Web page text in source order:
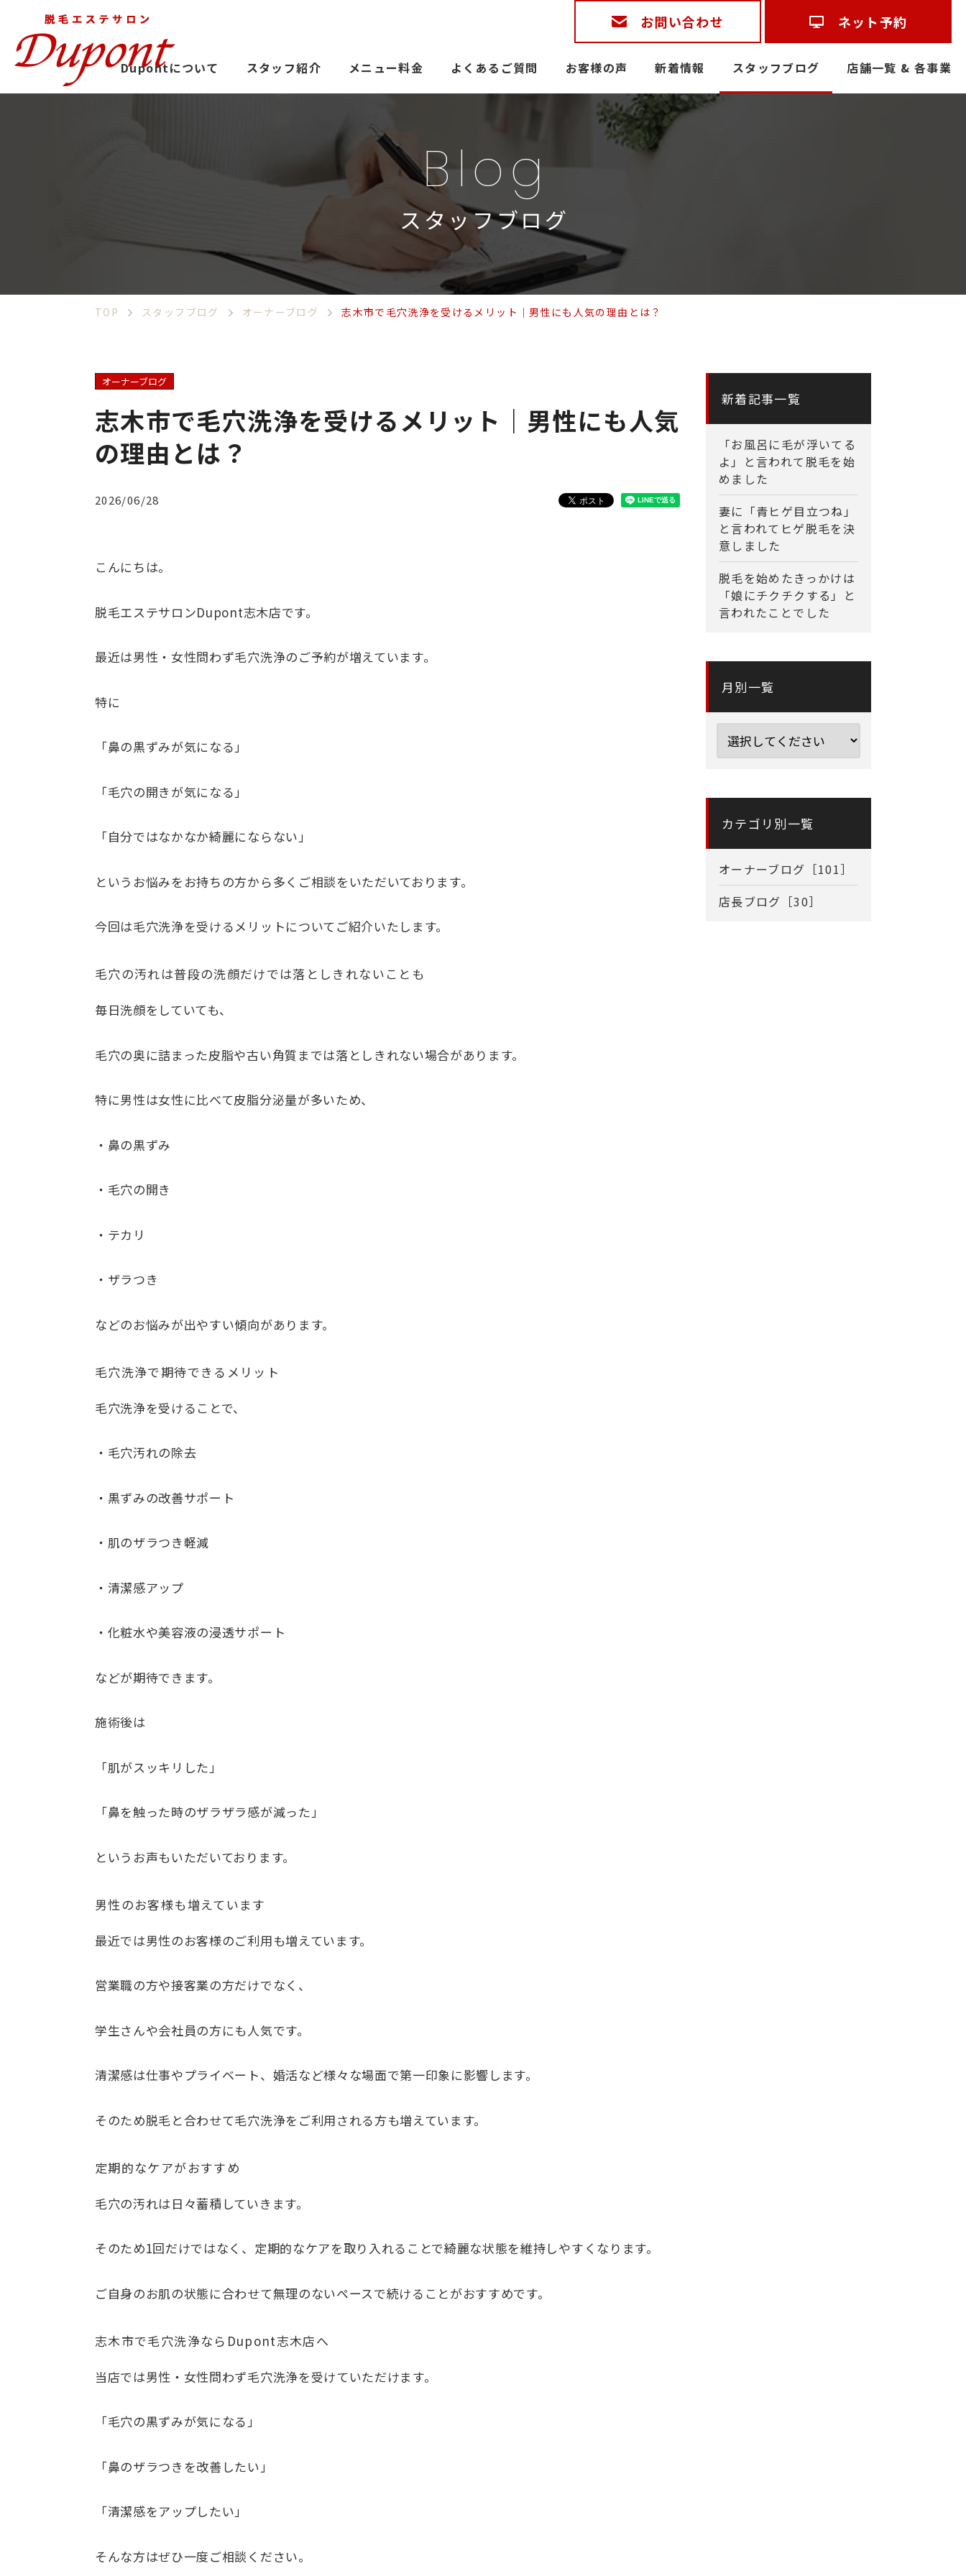
Dupontについて スタッフ紹介 メニュー料金 よくあるご質問 お客様の声 新着情報 スタッフブログ 店舗一覧 & 各事業
お問い合わせ ネット予約
Blog
スタッフブログ
TOP スタッフブログ オーナーブログ 志木市で毛穴洗浄を受けるメリット｜男性にも人気の理由とは？
オーナーブログ
志木市で毛穴洗浄を受けるメリット｜男性にも人気
の理由とは？
2026/06/28
こんにちは。
脱毛エステサロンDupont志木店です。
最近は男性・女性問わず毛穴洗浄のご予約が増えています。
特に
「鼻の黒ずみが気になる」
「毛穴の開きが気になる」
「自分ではなかなか綺麗にならない」
というお悩みをお持ちの方から多くご相談をいただいております。
今回は毛穴洗浄を受けるメリットについてご紹介いたします。
毛穴の汚れは普段の洗顔だけでは落としきれないことも
毎日洗顔をしていても、
毛穴の奥に詰まった皮脂や古い角質までは落としきれない場合があります。
特に男性は女性に比べて皮脂分泌量が多いため、
・鼻の黒ずみ
・毛穴の開き
・テカリ
・ザラつき
などのお悩みが出やすい傾向があります。
毛穴洗浄で期待できるメリット
毛穴洗浄を受けることで、
・毛穴汚れの除去
・黒ずみの改善サポート
・肌のザラつき軽減
・清潔感アップ
・化粧水や美容液の浸透サポート
などが期待できます。
施術後は
「肌がスッキリした」
「鼻を触った時のザラザラ感が減った」
というお声もいただいております。
男性のお客様も増えています
最近では男性のお客様のご利用も増えています。
営業職の方や接客業の方だけでなく、
学生さんや会社員の方にも人気です。
清潔感は仕事やプライベート、婚活など様々な場面で第一印象に影響します。
そのため脱毛と合わせて毛穴洗浄をご利用される方も増えています。
定期的なケアがおすすめ
毛穴の汚れは日々蓄積していきます。
そのため1回だけではなく、定期的なケアを取り入れることで綺麗な状態を維持しやすくなります。
ご自身のお肌の状態に合わせて無理のないペースで続けることがおすすめです。
志木市で毛穴洗浄ならDupont志木店へ
当店では男性・女性問わず毛穴洗浄を受けていただけます。
「毛穴の黒ずみが気になる」
「鼻のザラつきを改善したい」
「清潔感をアップしたい」
そんな方はぜひ一度ご相談ください。
新着記事一覧
「お風呂に毛が浮いてる
よ」と言われて脱毛を始
めました
妻に「青ヒゲ目立つね」
と言われてヒゲ脱毛を決
意しました
脱毛を始めたきっかけは
「娘にチクチクする」と
言われたことでした
月別一覧
カテゴリ別一覧
オーナーブログ［101］
店長ブログ［30］